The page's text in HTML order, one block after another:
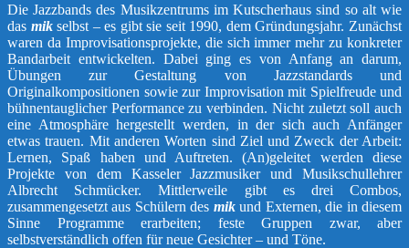
Die Jazzbands des Musikzentrums im Kutscherhaus sind so alt wie
das mik selbst – es gibt sie seit 1990, dem Gründungsjahr. Zunächst
waren da Improvisationsprojekte, die sich immer mehr zu konkreter
Bandarbeit entwickelten. Dabei ging es von Anfang an darum,
Übungen zur Gestaltung von Jazzstandards und
Originalkompositionen sowie zur Improvisation mit Spielfreude und
bühnentauglicher Performance zu verbinden. Nicht zuletzt soll auch
eine Atmosphäre hergestellt werden, in der sich auch Anfänger
etwas trauen. Mit anderen Worten sind Ziel und Zweck der Arbeit:
Lernen, Spaß haben und Auftreten. (An)geleitet werden diese
Projekte von dem Kasseler Jazzmusiker und Musikschullehrer
Albrecht Schmücker. Mittlerweile gibt es drei Combos,
zusammengesetzt aus Schülern des mikund Externen, die in diesem
Sinne Programme erarbeiten; feste Gruppen zwar, aber
selbstverständlich offen für neue Gesichter – und Töne.